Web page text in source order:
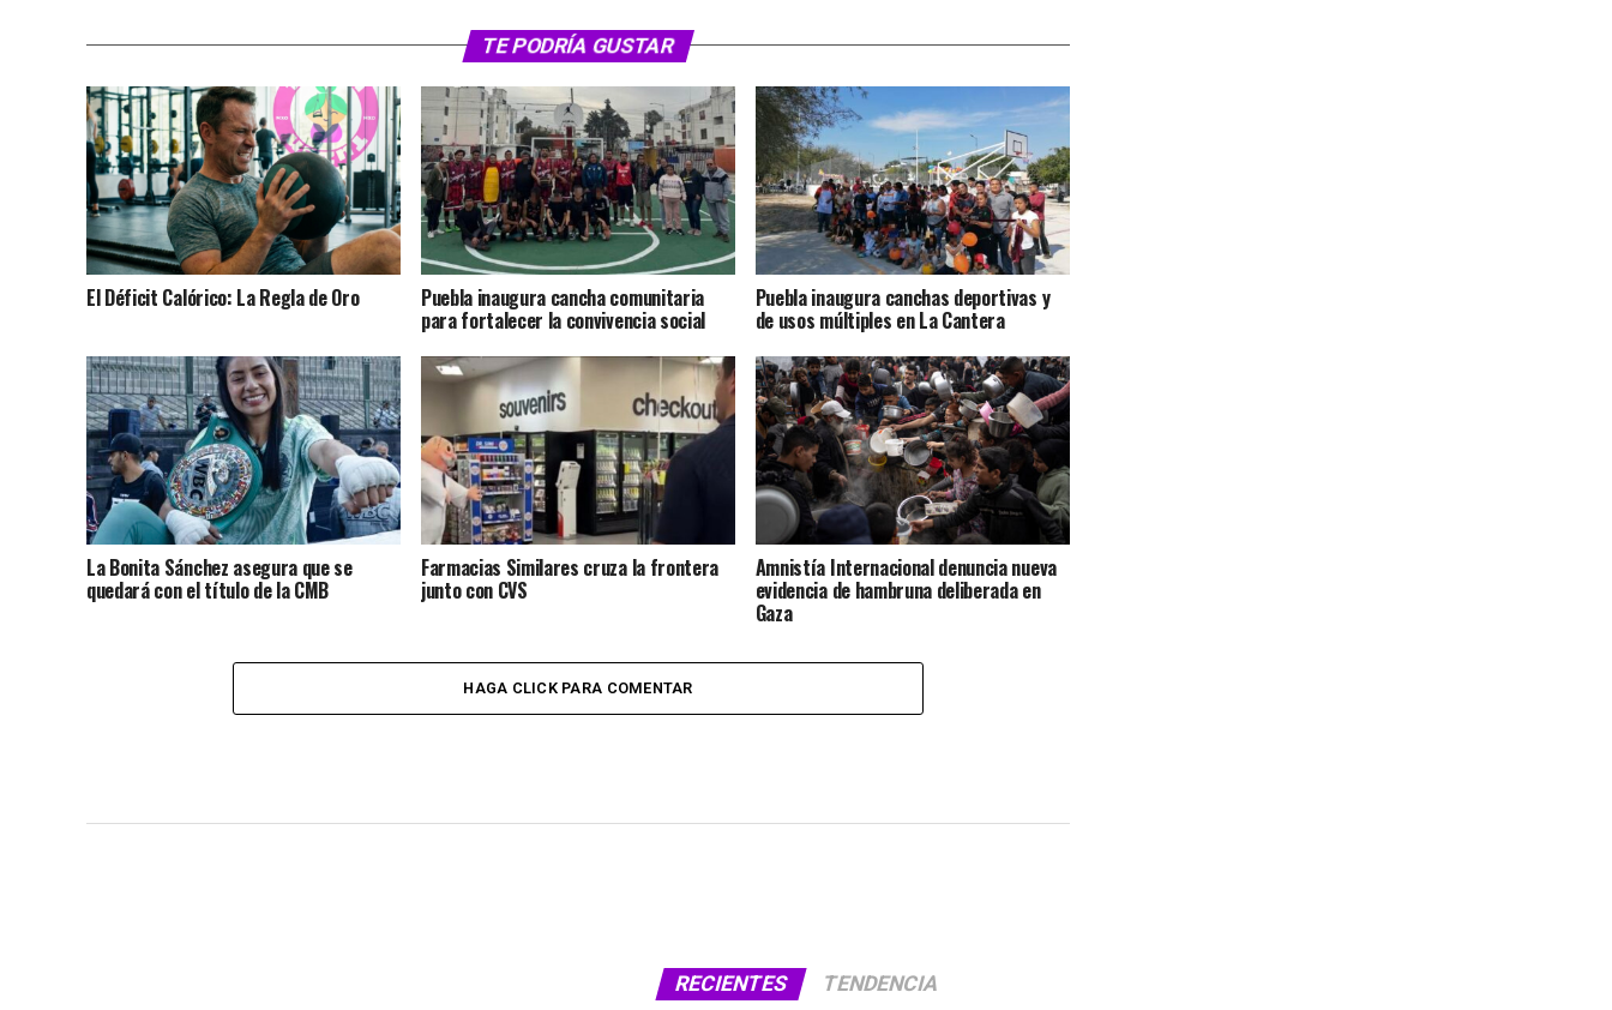
TE PODRÍA GUSTAR
El Déficit Calórico: La Regla de Oro Puebla inaugura cancha comunitaria
para fortalecer la convivencia social
Puebla inaugura canchas deportivas y
de usos múltiples en La Cantera
La Bonita Sánchez asegura que se
quedará con el título de la CMB
Farmacias Similares cruza la frontera
junto con CVS
Amnistía Internacional denuncia nueva
evidencia de hambruna deliberada en
Gaza
HAGA CLICK PARA COMENTAR
RECIENTES TENDENCIA